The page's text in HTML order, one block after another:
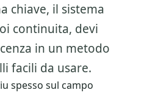
chiave, il sistema
continuita, devi
in un metodo
facili da usare.
spesso sul campo